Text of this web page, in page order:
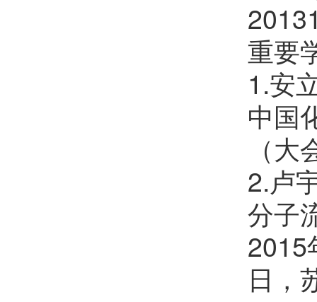
重要
1.安
中国
（
2.卢
分子
2015
日，